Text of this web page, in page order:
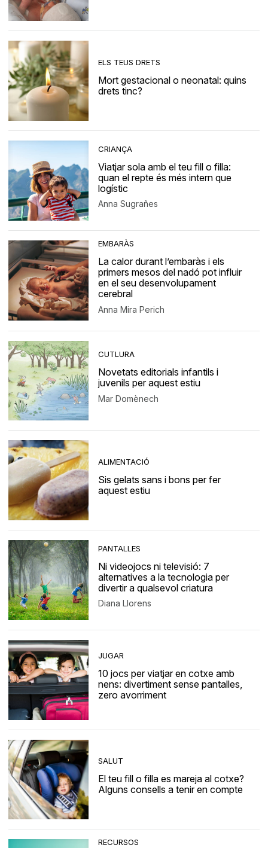
ELS TEUS DRETS
Mort gestacional o neonatal: quins
drets tinc?
CRIANÇA
Viatjar sola amb el teu fill o filla:
quan el repte és més intern que
logístic
Anna Sugrañes
EMBARÀS
La calor durant l’embaràs i els
primers mesos del nadó pot influir
en el seu desenvolupament
cerebral
Anna Mira Perich
CUTLURA
Novetats editorials infantils i
juvenils per aquest estiu
Mar Domènech
ALIMENTACIÓ
Sis gelats sans i bons per fer
aquest estiu
PANTALLES
Ni videojocs ni televisió: 7
alternatives a la tecnologia per
divertir a qualsevol criatura
Diana Llorens
JUGAR
10 jocs per viatjar en cotxe amb
nens: divertiment sense pantalles,
zero avorriment
SALUT
El teu fill o filla es mareja al cotxe?
Alguns consells a tenir en compte
RECURSOS